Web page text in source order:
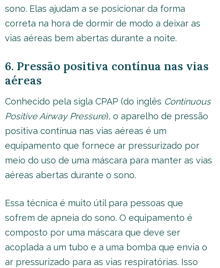
sono. Elas ajudam a se posicionar da forma
correta na hora de dormir de modo a deixar as
vias aéreas bem abertas durante a noite.
6. Pressão positiva contínua nas vias
aéreas
Conhecido pela sigla CPAP (do inglês Continuous
Positive Airway Pressure), o aparelho de pressão
positiva contínua nas vias aéreas é um
equipamento que fornece ar pressurizado por
meio do uso de uma máscara para manter as vias
aéreas abertas durante o sono.
Essa técnica é muito útil para pessoas que
sofrem de apneia do sono. O equipamento é
composto por uma máscara que deve ser
acoplada a um tubo e a uma bomba que envia o
ar pressurizado para as vias respiratórias. Isso